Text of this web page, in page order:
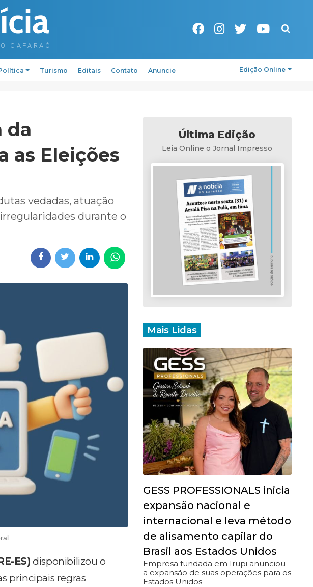
Pesquisa
Turismo Editais Contato Anuncie Edição Online
da
as Eleições
vedadas, atuação
durante o
ES) disponibilizou o
principais regras
Última Edição
Leia Online o Jornal Impresso
Mais Lidas
GESS PROFESSIONALS inicia
expansão nacional e
internacional e leva método
de alisamento capilar do
Brasil aos Estados Unidos
Empresa fundada em Irupi anunciou
a expansão de suas operações para os
Estados Unidos